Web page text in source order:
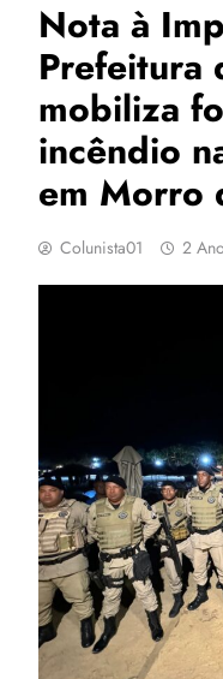
Nota à
Prefeitura
mobiliza
incêndio
em Morro
Colunista01 2